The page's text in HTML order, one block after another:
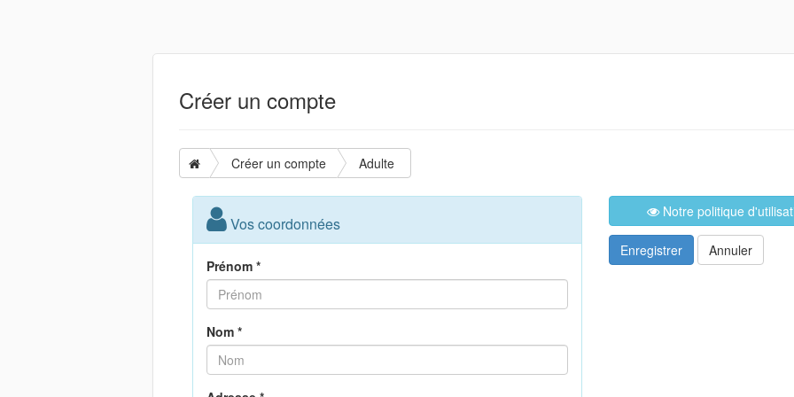
Créer un compte
Créer un compte Adulte
Vos coordonnées
Prénom *
Nom *
Notre politique
Enregistrer Annuler